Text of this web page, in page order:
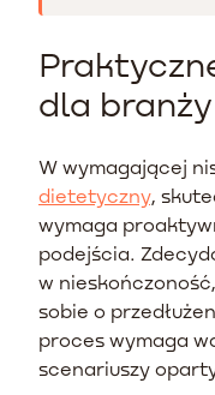
dla
W wymagającej
dietetyczny,
wymaga
podejścia.
w
sobie o
proces wymaga
scenariuszy